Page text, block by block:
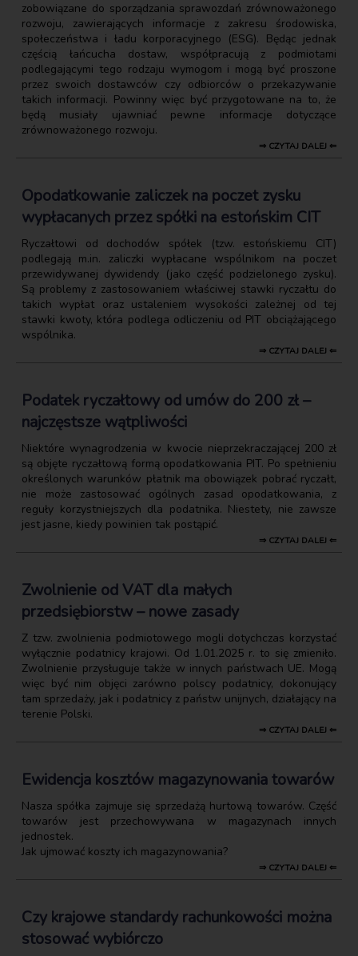
zobowiązane do sporządzania sprawozdań zrównoważonego
rozwoju, zawierających informacje z zakresu środowiska,
społeczeństwa i ładu korporacyjnego (ESG). Będąc jednak
częścią łańcucha dostaw, współpracują z podmiotami
podlegającymi tego rodzaju wymogom i mogą być proszone
przez swoich dostawców czy odbiorców o przekazywanie
takich informacji. Powinny więc być przygotowane na to, że
będą musiały ujawniać pewne informacje dotyczące
zrównoważonego rozwoju.
⇒ CZYTAJ DALEJ ⇐
Opodatkowanie zaliczek na poczet zysku
wypłacanych przez spółki na estońskim CIT
Ryczałtowi od dochodów spółek (tzw. estońskiemu CIT)
podlegają m.in. zaliczki wypłacane wspólnikom na poczet
przewidywanej dywidendy (jako część podzielonego zysku).
Są problemy z zastosowaniem właściwej stawki ryczałtu do
takich wypłat oraz ustaleniem wysokości zależnej od tej
stawki kwoty, która podlega odliczeniu od PIT obciążającego
wspólnika.
⇒ CZYTAJ DALEJ ⇐
Podatek ryczałtowy od umów do 200 zł –
najczęstsze wątpliwości
Niektóre wynagrodzenia w kwocie nieprzekraczającej 200 zł
są objęte ryczałtową formą opodatkowania PIT. Po spełnieniu
określonych warunków płatnik ma obowiązek pobrać ryczałt,
nie może zastosować ogólnych zasad opodatkowania, z
reguły korzystniejszych dla podatnika. Niestety, nie zawsze
jest jasne, kiedy powinien tak postąpić.
⇒ CZYTAJ DALEJ ⇐
Zwolnienie od VAT dla małych
przedsiębiorstw – nowe zasady
Z tzw. zwolnienia podmiotowego mogli dotychczas korzystać
wyłącznie podatnicy krajowi. Od 1.01.2025 r. to się zmieniło.
Zwolnienie przysługuje także w innych państwach UE. Mogą
więc być nim objęci zarówno polscy podatnicy, dokonujący
tam sprzedaży, jak i podatnicy z państw unijnych, działający na
terenie Polski.
⇒ CZYTAJ DALEJ ⇐
Ewidencja kosztów magazynowania towarów
Nasza spółka zajmuje się sprzedażą hurtową towarów. Część
towarów jest przechowywana w magazynach innych
jednostek.
Jak ujmować koszty ich magazynowania?
⇒ CZYTAJ DALEJ ⇐
Czy krajowe standardy rachunkowości można
stosować wybiórczo